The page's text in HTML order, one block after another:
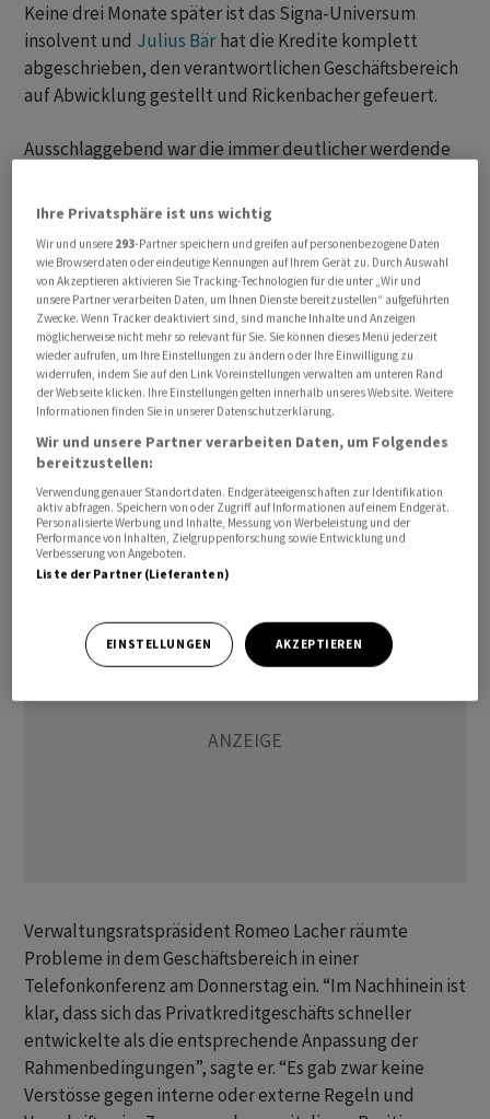
Keine drei Monate später ist das Signa-Universum
insolvent und Julius Bär hat die Kredite komplett
abgeschrieben, den verantwortlichen Geschäftsbereich
auf Abwicklung gestellt und Rickenbacher gefeuert.
Ausschlaggebend war die immer deutlicher werdende
Privatkrediten — der Kreditvergabe an vermögende
Unternehmensanteile — beiJulius Bärbetrieben
worden war.
Eine interne Untersuchung, die nach dem öffentlichen
Eingeständnis im November eingeleitet worden war,
zeigte zahlreiche Missstände, wie Insider mit Kenntnis
der Untersuchung berichten. Die Risikomanager hatten
die komplexe Problematik des Signa-Konglomerats
nicht im Griff, wie es heisst. So wurden etwa die
einzelnen Signa-Gesellschaften als getrennte
Kreditnehmer behandelt, anstatt sie als ein
gemeinsames, verbundenes Risiko zu bewerten.
Verwaltungsratspräsident Romeo Lacher räumte
Probleme in dem Geschäftsbereich in einer
Telefonkonferenz am Donnerstag ein. “Im Nachhinein ist
klar, dass sich das Privatkreditgeschäfts schneller
entwickelte als die entsprechende Anpassung der
Rahmenbedingungen”, sagte er. “Es gab zwar keine
Verstösse gegen interne oder externe Regeln und
Ihre Privatsphäre ist uns wichtig
Wir und unsere 293-Partner speichern und greifen auf personenbezogene Daten
wie Browserdaten oder eindeutige Kennungen auf Ihrem Gerät zu. Durch Auswahl
von Akzeptieren aktivieren Sie Tracking-Technologien für die unter „Wir und
unsere Partner verarbeiten Daten, um Ihnen Dienste bereitzustellen“ aufgeführten
Zwecke. Wenn Tracker deaktiviert sind, sind manche Inhalte und Anzeigen
möglicherweise nicht mehr so relevant für Sie. Sie können dieses Menü jederzeit
wieder aufrufen, um Ihre Einstellungen zu ändern oder Ihre Einwilligung zu
widerrufen, indem Sie auf den Link Voreinstellungen verwalten am unteren Rand
der Webseite klicken. Ihre Einstellungen gelten innerhalb unseres Website. Weitere
Informationen finden Sie in unserer Datenschutzerklärung.
Wir und unsere Partner verarbeiten Daten, um Folgendes
bereitzustellen:
Verwendung genauer Standortdaten. Endgeräteeigenschaften zur Identifikation
aktiv abfragen. Speichern von oder Zugriff auf Informationen auf einem Endgerät.
Personalisierte Werbung und Inhalte, Messung von Werbeleistung und der
Performance von Inhalten, Zielgruppenforschung sowie Entwicklung und
Verbesserung von Angeboten.
Liste der Partner (Lieferanten)
EINSTELLUNGEN AKZEPTIEREN